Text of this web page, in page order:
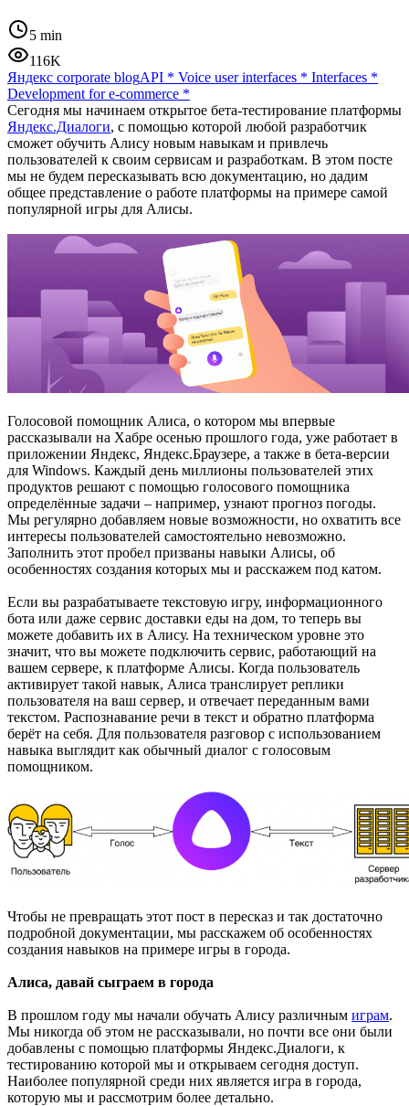
5 min
116K
Яндекс corporate blogAPI * Voice user interfaces * Interfaces *
Development for e-commerce *
Сегодня мы начинаем открытое бета-тестирование платформы
Яндекс.Диалоги, с помощью которой любой разработчик
сможет обучить Алису новым навыкам и привлечь
пользователей к своим сервисам и разработкам. В этом посте
мы не будем пересказывать всю документацию, но дадим
общее представление о работе платформы на примере самой
популярной игры для Алисы.
Голосовой помощник Алиса, о котором мы впервые
рассказывали на Хабре осенью прошлого года, уже работает в
приложении Яндекс, Яндекс.Браузере, а также в бета-версии
для Windows. Каждый день миллионы пользователей этих
продуктов решают с помощью голосового помощника
определённые задачи – например, узнают прогноз погоды.
Мы регулярно добавляем новые возможности, но охватить все
интересы пользователей самостоятельно невозможно.
Заполнить этот пробел призваны навыки Алисы, об
особенностях создания которых мы и расскажем под катом.
Если вы разрабатываете текстовую игру, информационного
бота или даже сервис доставки еды на дом, то теперь вы
можете добавить их в Алису. На техническом уровне это
значит, что вы можете подключить сервис, работающий на
вашем сервере, к платформе Алисы. Когда пользователь
активирует такой навык, Алиса транслирует реплики
пользователя на ваш сервер, и отвечает переданным вами
текстом. Распознавание речи в текст и обратно платформа
берёт на себя. Для пользователя разговор с использованием
навыка выглядит как обычный диалог с голосовым
помощником.
Чтобы не превращать этот пост в пересказ и так достаточно
подробной документации, мы расскажем об особенностях
создания навыков на примере игры в города.
Алиса, давай сыграем в города
В прошлом году мы начали обучать Алису различным играм.
Мы никогда об этом не рассказывали, но почти все они были
добавлены с помощью платформы Яндекс.Диалоги, к
тестированию которой мы и открываем сегодня доступ.
Наиболее популярной среди них является игра в города,
которую мы и рассмотрим более детально.